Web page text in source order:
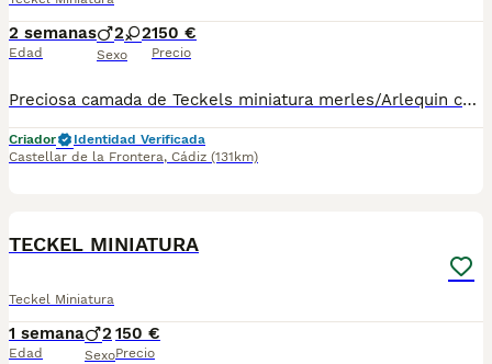
2 semanas
Edad
2 2
Sexo
150 €
Precio
Preciosa camada de Teckels miniatura merles/Arlequin chocolates de pelo corto liso. 2 machos y dos hembras. Se entregan con sus vacunas y desparasitacion al mes y medio de vida. Padre Arlequín chocolate y madre chocolate ambos miniatura. Para más información 621325499 EL PRECIO ES EL DE RESERVA QUE SE DESCUENTA DEL PRECIO FINAL
Criador
Identidad Verificada
Castellar de la Frontera, Cádiz (131km)
TECKEL MINIATURA
Teckel Miniatura
1 semana
Edad
2
Sexo
150 €
Precio